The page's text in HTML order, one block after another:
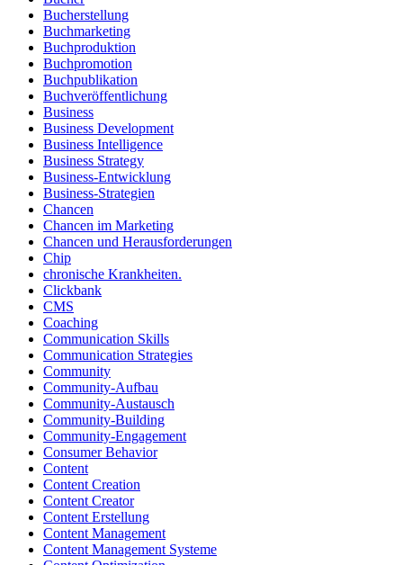
Bucherstellung
Buchmarketing
Buchproduktion
Buchpromotion
Buchpublikation
Buchveröffentlichung
Business
Business Development
Business Intelligence
Business Strategy
Business-Entwicklung
Business-Strategien
Chancen
Chancen im Marketing
Chancen und Herausforderungen
Chip
chronische Krankheiten.
Clickbank
CMS
Coaching
Communication Skills
Communication Strategies
Community
Community-Aufbau
Community-Austausch
Community-Building
Community-Engagement
Consumer Behavior
Content
Content Creation
Content Creator
Content Erstellung
Content Management
Content Management Systeme